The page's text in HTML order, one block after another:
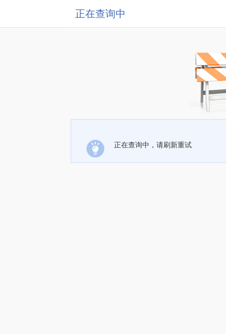
正在查询中
正在查询中，请刷新重试